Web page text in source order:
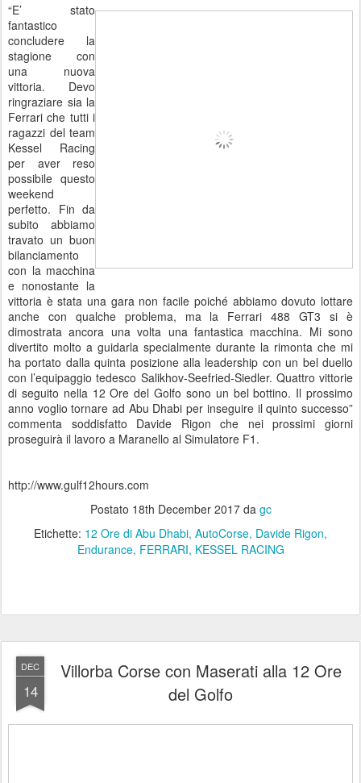
“E’ stato
fantastico
concludere la
stagione con
una nuova
vittoria. Devo
ringraziare sia la
Ferrari che tutti i
ragazzi del team
Kessel Racing
per aver reso
possibile questo
weekend
perfetto. Fin da
subito abbiamo
travato un buon
bilanciamento
con la macchina
e nonostante la
vittoria è stata una gara non facile poiché abbiamo dovuto lottare
anche con qualche problema, ma la Ferrari 488 GT3 si è
dimostrata ancora una volta una fantastica macchina. Mi sono
divertito molto a guidarla specialmente durante la rimonta che mi
ha portato dalla quinta posizione alla leadership con un bel duello
con l’equipaggio tedesco Salikhov-Seefried-Siedler. Quattro vittorie
di seguito nella 12 Ore del Golfo sono un bel bottino. Il prossimo
anno voglio tornare ad Abu Dhabi per inseguire il quinto successo”
commenta soddisfatto Davide Rigon che nei prossimi giorni
proseguirà il lavoro a Maranello al Simulatore F1.
http://www.gulf12hours.com
Postato 18th December 2017da gc
Etichette: 12 Ore di Abu Dhabi AutoCorse Davide Rigon
Endurance FERRARI KESSEL RACING
DEC
14
Villorba Corse con Maserati alla 12 Ore
del Golfo